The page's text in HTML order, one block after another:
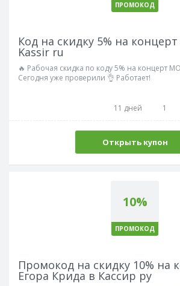
ПРОМОКОД
Код на скидку 5% на
Kassir ru
🔥 Рабочая скидка по коду 5% на концерт
Сегодня уже проверили 👌 Работает!
11 дней 1
Открыть купон
10%
ПРОМОКОД
Промокод на скидку 10% на
Егора Крида в Кассир ру